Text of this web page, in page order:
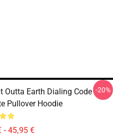
Outta Earth Dialing Code
Pullover Hoodie
- 45,95 €
-20%